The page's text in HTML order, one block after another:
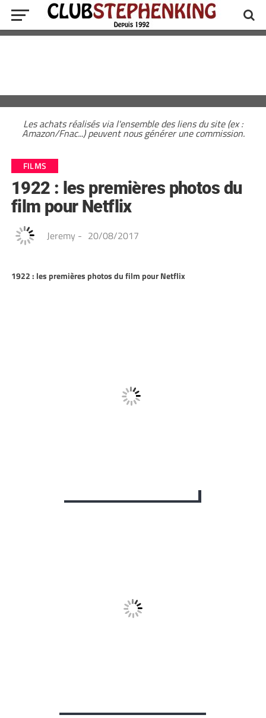
Les achats réalisés via l'ensemble des liens du site (ex :
Amazon/Fnac...) peuvent nous générer une commission.
FILMS
1922 : les premières photos du
film pour Netflix
Jeremy - 20/08/2017
1922 : les premières photos du film pour Netflix